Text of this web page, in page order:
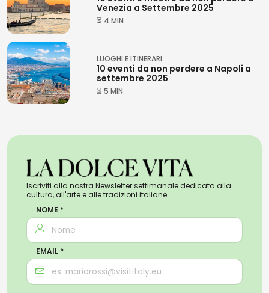
Venezia a Settembre 2025
⏳ 4 MIN
LUOGHI E ITINERARI
10 eventi da non perdere a Napoli a
settembre 2025
⏳ 5 MIN
Iscriviti alla nostra Newsletter settimanale dedicata alla
cultura, all'arte e alle tradizioni italiane.
NOME *
EMAIL *